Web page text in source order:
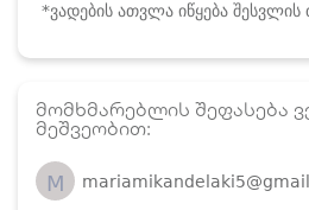
*ვადების ათვლა იწყება
მომხმარებლის შეფასება
მეშვეობით:
M